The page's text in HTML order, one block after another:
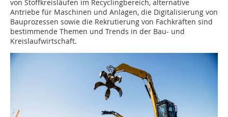
von Stoffkreisläufen im Recyclingbereich, alternative
Antriebe für Maschinen und Anlagen, die Digitalisierung von
Bauprozessen sowie die Rekrutierung von Fachkräften sind
bestimmende Themen und Trends in der Bau- und
Kreislaufwirtschaft.